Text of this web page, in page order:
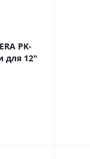
PK-
для 12"